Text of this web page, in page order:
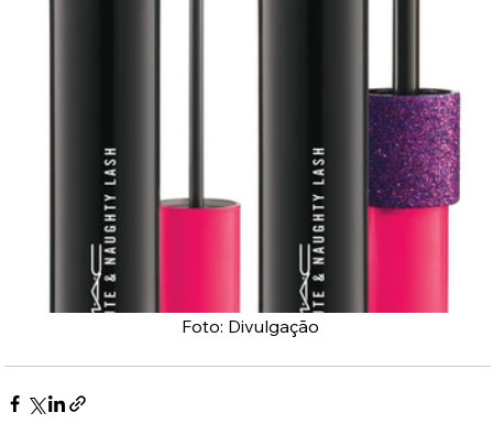
Foto: Divulgação